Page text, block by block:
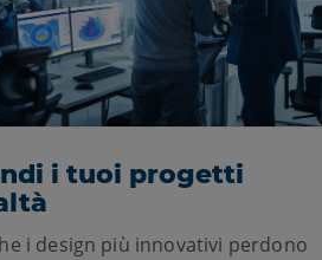
i tuoi progetti
i design più innovativi perdono